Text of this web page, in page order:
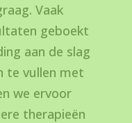
Vaak
geboekt
aan de slag
te vullen met
we ervoor
therapieën